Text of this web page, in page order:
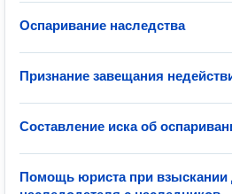
Оспаривание наследства
Признание завещания
Составление иска об
Помощь юриста при взыскании